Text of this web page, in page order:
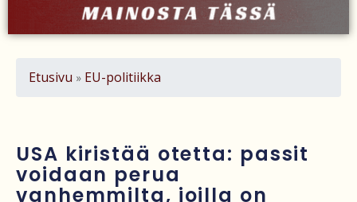
mitä tiedetään traagisesta turmasta
Hormuzinsalmen
Israelin isku Beirutiin kiristää jännitteitä – Hezbollah, Iran ja
tulitaukosopu vaakalaudalla
Etusivu » EU-politiikka
USA kiristää otetta: passit
voidaan perua
vanhemmilta, joilla on